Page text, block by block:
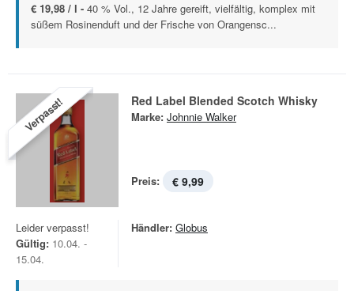
€ 19,98 / l - 40 % Vol., 12 Jahre gereift, vielfältig, komplex mit
süßem Rosinenduft und der Frische von Orangensc...
Verpasst! Red Label Blended Scotch Whisky
Marke: Johnnie Walker
Preis: € 9,99
Leider verpasst!
Gültig: 10.04. -
15.04.
Händler: Globus